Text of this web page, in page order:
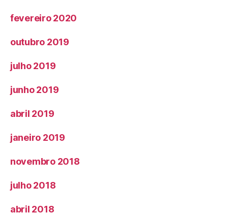
fevereiro 2020
outubro 2019
julho 2019
junho 2019
abril 2019
janeiro 2019
novembro 2018
julho 2018
abril 2018